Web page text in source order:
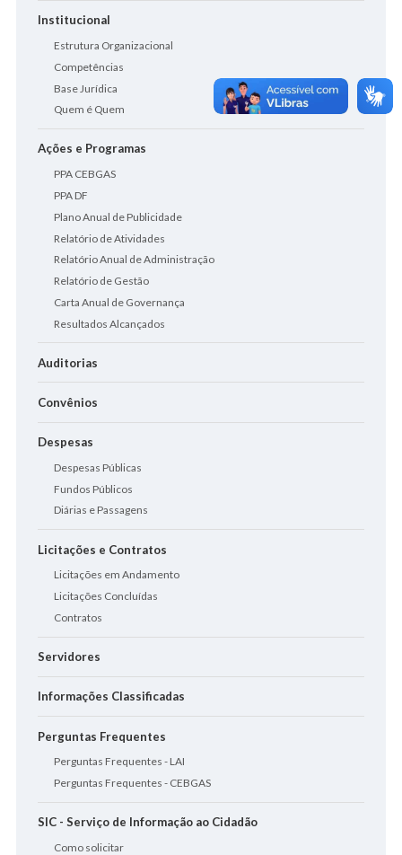
Institucional
Estrutura Organizacional
Competências
Base Jurídica
Quem é Quem
Ações e Programas
PPA CEBGAS
PPA DF
Plano Anual de Publicidade
Relatório de Atividades
Relatório Anual de Administração
Relatório de Gestão
Carta Anual de Governança
Resultados Alcançados
Auditorias
Convênios
Despesas
Despesas Públicas
Fundos Públicos
Diárias e Passagens
Licitações e Contratos
Licitações em Andamento
Licitações Concluídas
Contratos
Servidores
Informações Classificadas
Perguntas Frequentes
Perguntas Frequentes - LAI
Perguntas Frequentes - CEBGAS
SIC - Serviço de Informação ao Cidadão
Como solicitar